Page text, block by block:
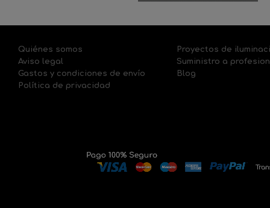
Quiénes somos
Aviso legal
Gastos y condiciones de envío
Política de privacidad
Proyectos de
Suministro a
Blog